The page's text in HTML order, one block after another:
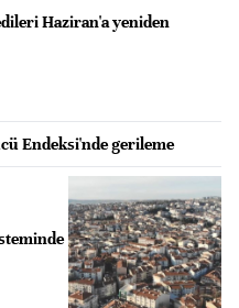
Haziran'a yeniden
Endeksi'nde gerileme